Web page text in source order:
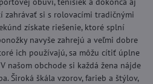
zahrávať si s rolovacími tradičnými
získate riešenie, ktoré splní
navyše zahrejú a veľmi dobre
ich používajú, sa môžu cítiť úplne
našom obchode si každá žena nájde
Široká škála vzorov, farieb a štýlov,